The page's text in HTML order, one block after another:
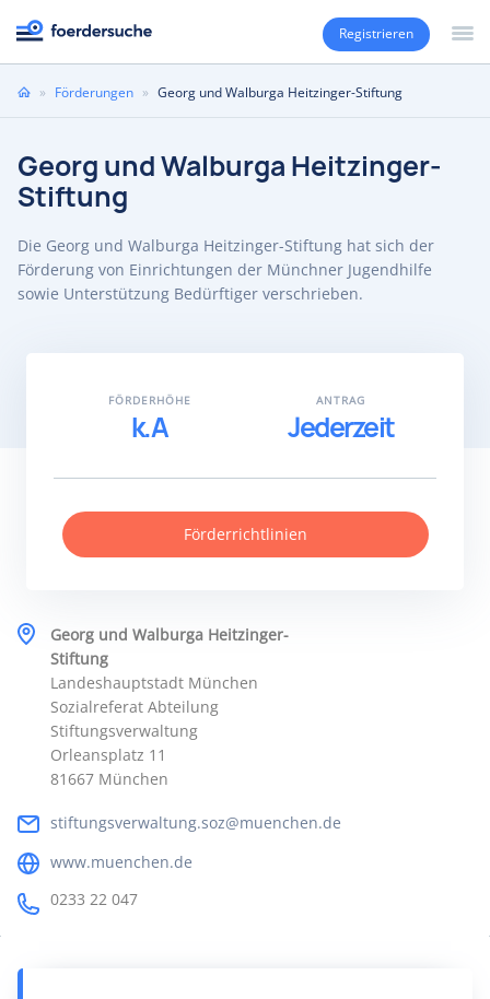
Registrieren
Sie» Förderungen » Georg und Walburga Heitzinger-Stiftung
Georg und Walburga Heitzinger-
Stiftung
Die Georg und Walburga Heitzinger-Stiftung hat sich der
Förderung von Einrichtungen der Münchner Jugendhilfe
sowie Unterstützung Bedürftiger verschrieben.
Georg und Walburga Heitzinger-
Stiftung
Landeshauptstadt München
Sozialreferat Abteilung
Stiftungsverwaltung
Orleansplatz 11
81667 München
stiftungsverwaltung.soz@muenchen.de
www.muenchen.de
0233 22 047
FÖRDERHÖHE
k.A
ANTRAG
Jederzeit
Förderrichtlinien